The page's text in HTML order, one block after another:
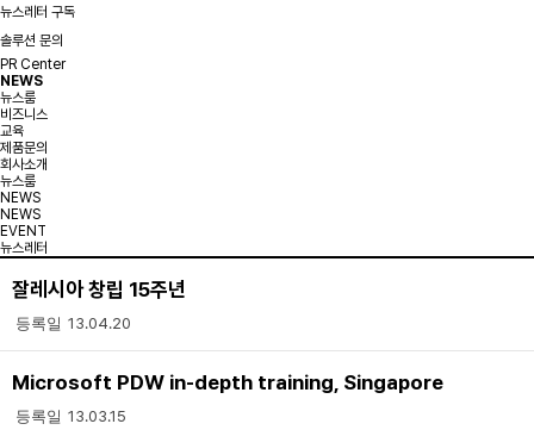
뉴스레터 구독
솔루션 문의
PR Center
NEWS
뉴스룸
비즈니스
교육
제품문의
회사소개
뉴스룸
NEWS
NEWS
EVENT
뉴스레터
잘레시아 창립 15주년
13.04.20
Microsoft PDW in-depth training, Singapore
13.03.15